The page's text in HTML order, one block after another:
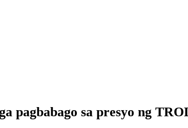
pagbabago sa presyo ng